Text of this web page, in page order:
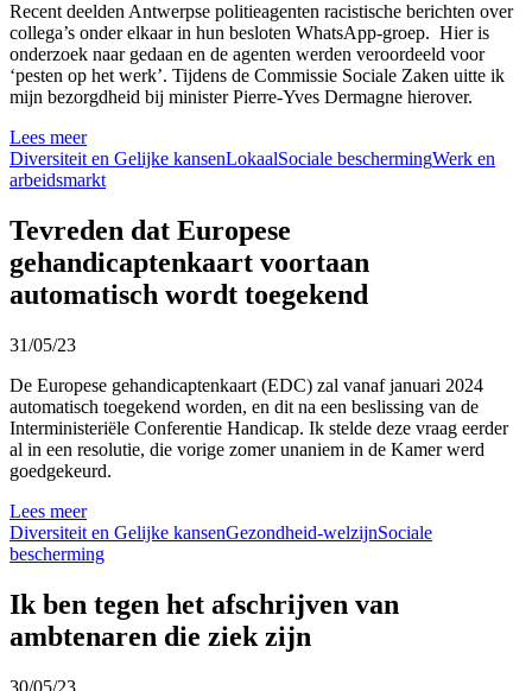
Recent deelden Antwerpse politieagenten racistische berichten over
collega’s onder elkaar in hun besloten WhatsApp-groep. Hier is
onderzoek naar gedaan en de agenten werden veroordeeld voor
‘pesten op het werk’. Tijdens de Commissie Sociale Zaken uitte ik
mijn bezorgdheid bij minister Pierre-Yves Dermagne hierover.
Lees meer
Diversiteit en Gelijke kansenLokaalSociale beschermingWerk en
arbeidsmarkt
Tevreden dat Europese
gehandicaptenkaart voortaan
automatisch wordt toegekend
31/05/23
De Europese gehandicaptenkaart (EDC) zal vanaf januari 2024
automatisch toegekend worden, en dit na een beslissing van de
Interministeriële Conferentie Handicap. Ik stelde deze vraag eerder
al in een resolutie, die vorige zomer unaniem in de Kamer werd
goedgekeurd.
Lees meer
Diversiteit en Gelijke kansenGezondheid-welzijnSociale
bescherming
Ik ben tegen het afschrijven van
ambtenaren die ziek zijn
30/05/23